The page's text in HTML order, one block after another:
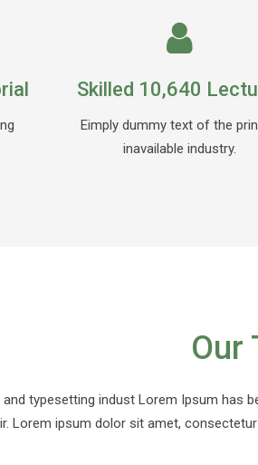
Skilled 10,640
Eimply dummy text of the
inavailable industry.
Our
typesetting indust Lorem Ipsum has
Lorem ipsum dolor sit amet,